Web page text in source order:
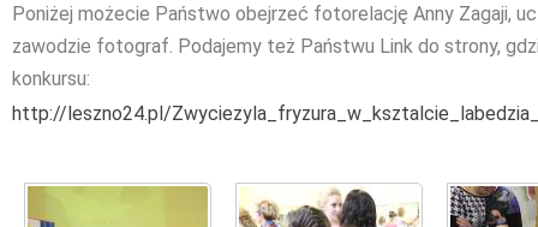
Poniżej możecie Państwo obejrzeć fotorelację Anny Zagaji,
zawodzie fotograf. Podajemy też Państwu Link do strony,
konkursu:
http://leszno24.pl/